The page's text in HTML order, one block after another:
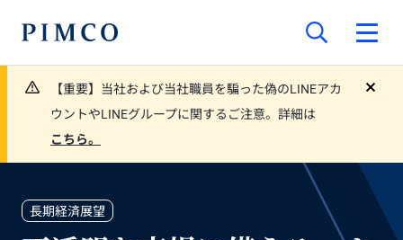
【重要】当社および当社職員を騙った偽のLINEアカ
ウントやLINEグループに関するご注意。詳細は
こちら。
長期経済展望